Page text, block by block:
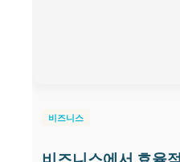
비즈니스
비즈니스에서 효율